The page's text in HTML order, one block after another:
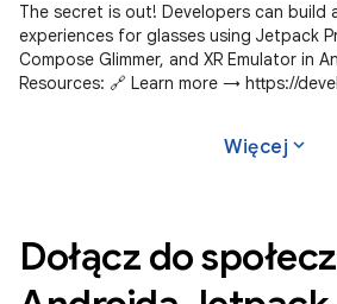
The secret is out! Developers can build
experiences for glasses using Jetpack
Compose Glimmer, and XR Emulator in
Resources: 🔗 Learn more → https://
Więcej expand_more
Dołącz do